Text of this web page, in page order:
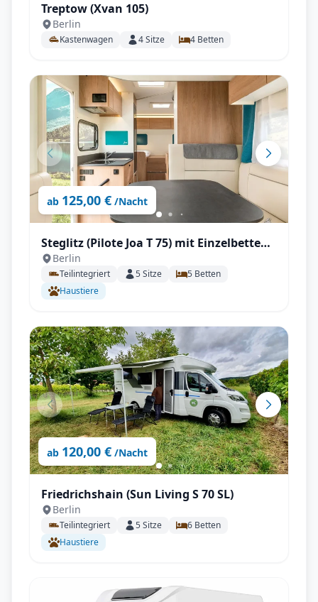
Treptow (Xvan 105)
Berlin
Kastenwagen 4Sitze 4 Betten
ab 125,00 € /Nacht
Steglitz (Pilote Joa T 75) mit Einzelbetten
und großen Wohnbereich mit
Rückfahrkamera, Fahrradträger, Markise
uvm.
Berlin
Teilintegriert 5Sitze 5 Betten
Haustiere
ab 120,00 € /Nacht
Friedrichshain (Sun Living S 70 SL)
Berlin
Teilintegriert 5Sitze 6 Betten
Haustiere